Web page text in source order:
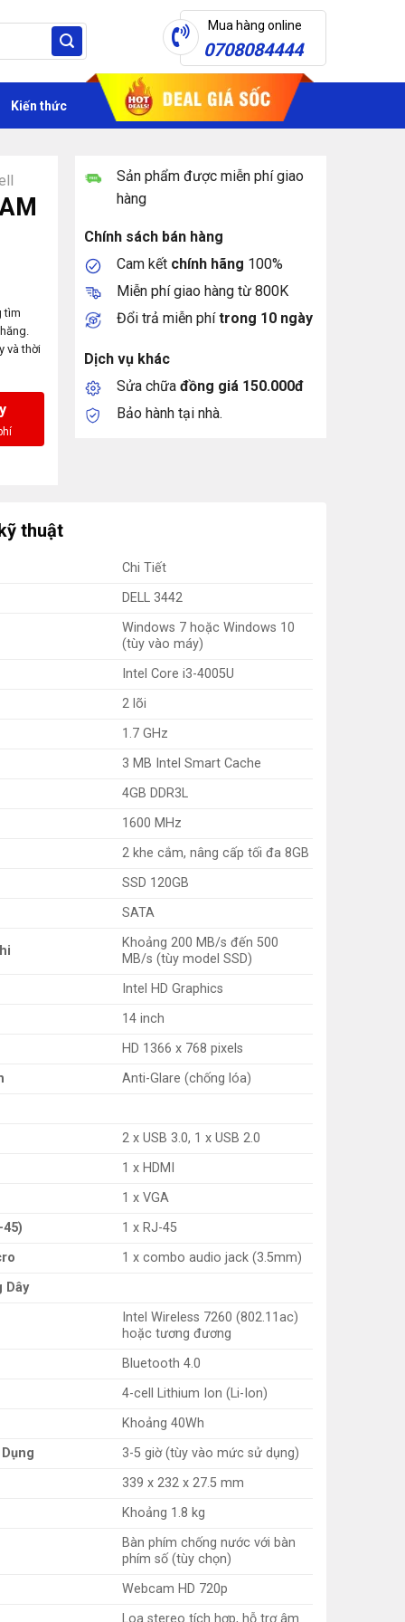
Mua hàng online
0708084444
Kiến thức
tìm
và thời
Sản phẩm được miễn phí giao
hàng
Chính sách bán hàng
Cam kết chính hãng 100%
Miễn phí giao hàng từ 800K
Đổi trả miễn phítrong 10 ngày
Dịch vụ khác
Sửa chữađồng giá 150.000đ
Bảo hành tại nhà.
thuật
Chi Tiết
DELL 3442
Windows 7 hoặc Windows 10
(tùy vào máy)
Intel Core i3-4005U
2 lõi
1.7 GHz
3 MB Intel Smart Cache
4GB DDR3L
1600 MHz
2 khe cắm, nâng cấp tối đa 8GB
SSD 120GB
SATA
Khoảng 200 MB/s đến 500
MB/s (tùy model SSD)
Intel HD Graphics
14 inch
HD 1366 x 768 pixels
Anti-Glare (chống lóa)
2 x USB 3.0, 1 x USB 2.0
1 x HDMI
1 x VGA
1 x RJ-45
1 x combo audio jack (3.5mm)
Dây
Intel Wireless 7260 (802.11ac)
hoặc tương đương
Bluetooth 4.0
4-cell Lithium Ion (Li-Ion)
Khoảng 40Wh
3-5 giờ (tùy vào mức sử dụng)
339 x 232 x 27.5 mm
Khoảng 1.8 kg
Bàn phím chống nước với bàn
phím số (tùy chọn)
Webcam HD 720p